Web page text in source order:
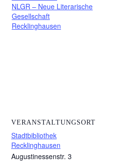
VERANSTALTUNGSORT
Stadtbibliothek
Recklinghausen
Augustinessenstr. 3
NLGR – Neue Literarische
Gesellschaft
Recklinghausen